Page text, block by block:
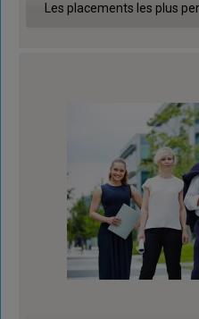
Les placements les plus